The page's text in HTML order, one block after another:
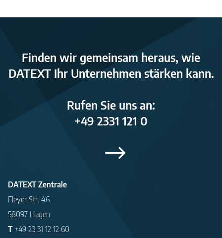
Finden wir gemeinsam heraus, wie
DATEXT Ihr Unternehmen stärken kann.
Rufen Sie uns an:
+49 2331 121 0
DATEXT Zentrale
Fleyer Str. 46
58097 Hagen
T+49 23 31 12 12 60